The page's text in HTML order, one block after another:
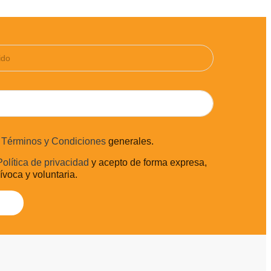
Términos y Condiciones generales.
de privacidad y acepto de forma expresa,
y voluntaria.